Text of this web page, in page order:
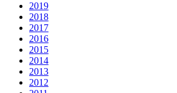
2019
2018
2017
2016
2015
2014
2013
2012